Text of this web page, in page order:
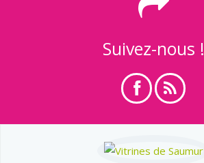
Suivez-nous !